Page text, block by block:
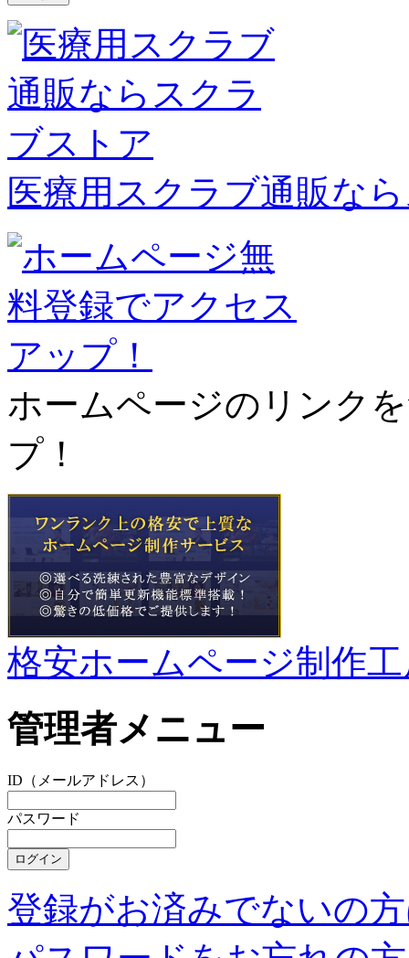
医療用スクラブ通販な
ホームページのリンク
プ！
格安ホームページ制作
管理者メニュー
ID（メールアドレス）
パスワード
登録がお済みでないの